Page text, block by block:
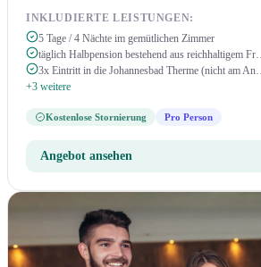
INKLUDIERTE LEISTUNGEN:
5 Tage / 4 Nächte im gemütlichen Zimmer
täglich Halbpension bestehend aus reichhaltigem Fr…
3x Eintritt in die Johannesbad Therme (nicht am An…
+3 weitere
Kostenlose Stornierung Pro Person
Angebot ansehen